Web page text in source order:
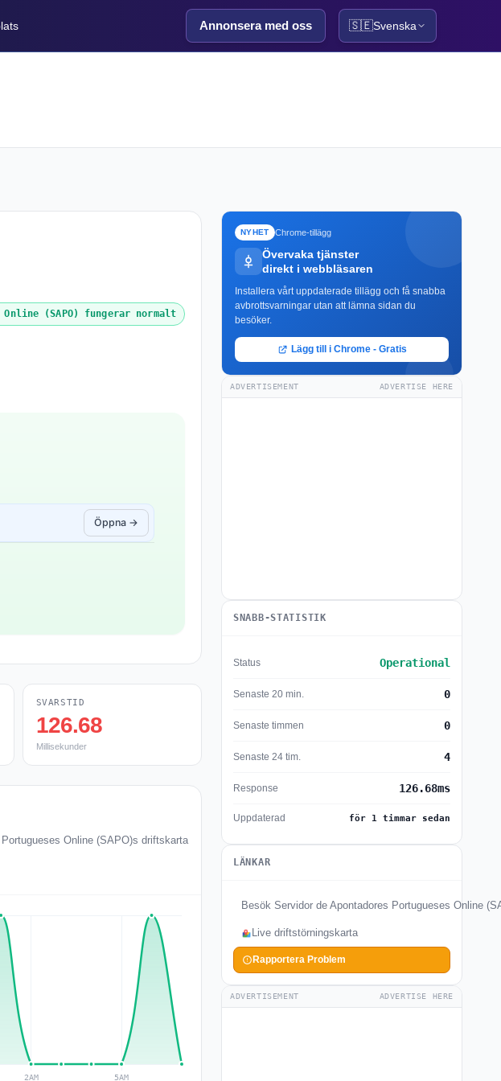
Annonsera med oss 🇸🇪Svenska
(SAPO) fungerar normalt
Öppna →
SVARSTID
126.68
Millisekunder
Online (SAPO)s driftskarta
NYHET Chrome-tillägg
Övervaka tjänster
direkt i webbläsaren
Installera vårt uppdaterade tillägg och få snabba
avbrottsvarningar utan att lämna sidan du
besöker.
Lägg till i Chrome - Gratis
ADVERTISEMENT ADVERTISE HERE
SNABB-STATISTIK
Status Operational
Senaste 20 min. 0
Senaste timmen 0
Senaste 24 tim. 4
Response 126.68ms
Uppdaterad för 1 timmar sedan
LÄNKAR
Besök Servidor de Apontadores Portugueses Online
Live driftstörningskarta
Rapportera Problem
ADVERTISEMENT ADVERTISE HERE